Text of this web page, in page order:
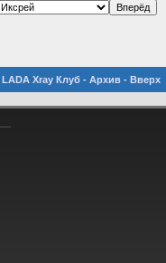
LADA Xray Клуб - Архив - Вверх